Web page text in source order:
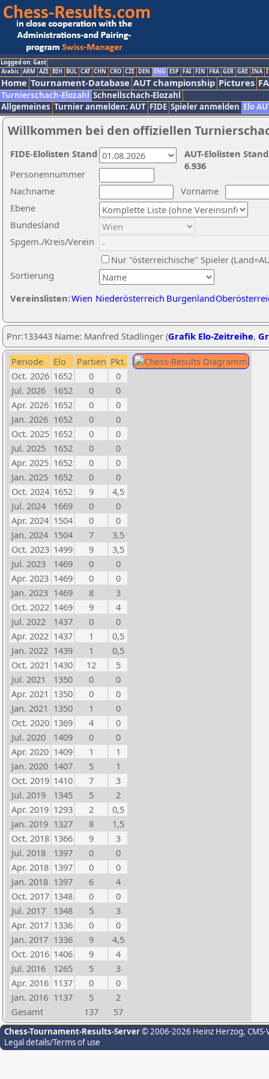
Logged on: Gast
Arabic ARM AZE BIH BUL CAT CHN CRO CZE DEN ENG ESP FAI FIN FRA GER GRE INA
Home Tournament-Database AUT championship Pictures
Turnierschach-Elozahl Schnellschach-Elozahl
Allgemeines Turnier anmelden: AUT FIDE Spieler anmelden Elo
Willkommen bei den offiziellen
Nachname
Vorname
Ebene
Sortierung
Personennummer
Bundesland
Spgem./Kreis/Verein
Nur "österreichische" Spieler
Vereinslisten:Wien Niederösterreich Burgenland
AUT-Elolisten
6.936
FIDE-Elolisten Stand
Pnr:133443 Name: Manfred Stadlinger (Grafik Elo-Zeitreihe,
Periode Elo Partien Pkt.
Oct. 2026 1652 0
0
Jul. 2026
1652 0
0
Apr. 2026 1652 0
0
Jan. 2026 1652 0
0
Oct. 2025 1652 0
0
Jul. 2025
1652 0
0
Apr. 2025 1652 0
0
Jan. 2025 1652 0
0
Oct. 2024 1652 9
4,5
Jul. 2024
1669 0
0
Apr. 2024 1504 0
0
Jan. 2024 1504 7
3,5
Oct. 2023 1499 9
3,5
Jul. 2023
1469 0
0
Apr. 2023 1469 0
0
Jan. 2023 1469 8
3
Oct. 2022 1469 9
4
Jul. 2022
1437 0
0
Apr. 2022 1437 1
0,5
Jan. 2022 1439 1
0,5
Oct. 2021 1430 12
5
Jul. 2021
1350 0
0
Apr. 2021 1350 0
0
Jan. 2021 1350 1
0
Oct. 2020 1369 4
0
Jul. 2020
1409 0
0
Apr. 2020 1409 1
1
Jan. 2020 1407 5
1
Oct. 2019 1410 7
3
Jul. 2019
1345 5
2
Apr. 2019 1293 2
0,5
Jan. 2019 1327 8
1,5
Oct. 2018 1366 9
3
Jul. 2018
1397 0
0
Apr. 2018 1397 0
0
Jan. 2018 1397 6
4
Oct. 2017 1348 0
0
Jul. 2017
1348 5
3
Apr. 2017 1336 0
0
Jan. 2017 1336 9
4,5
Oct. 2016 1406 9
4
Jul. 2016
1265 5
3
Apr. 2016 1137 0
0
Jan. 2016 1137 5
2
Gesamt
137 57
Chess-Tournament-Results-Server© 2006-2026 Heinz Herzog,
Legal details/Terms of use